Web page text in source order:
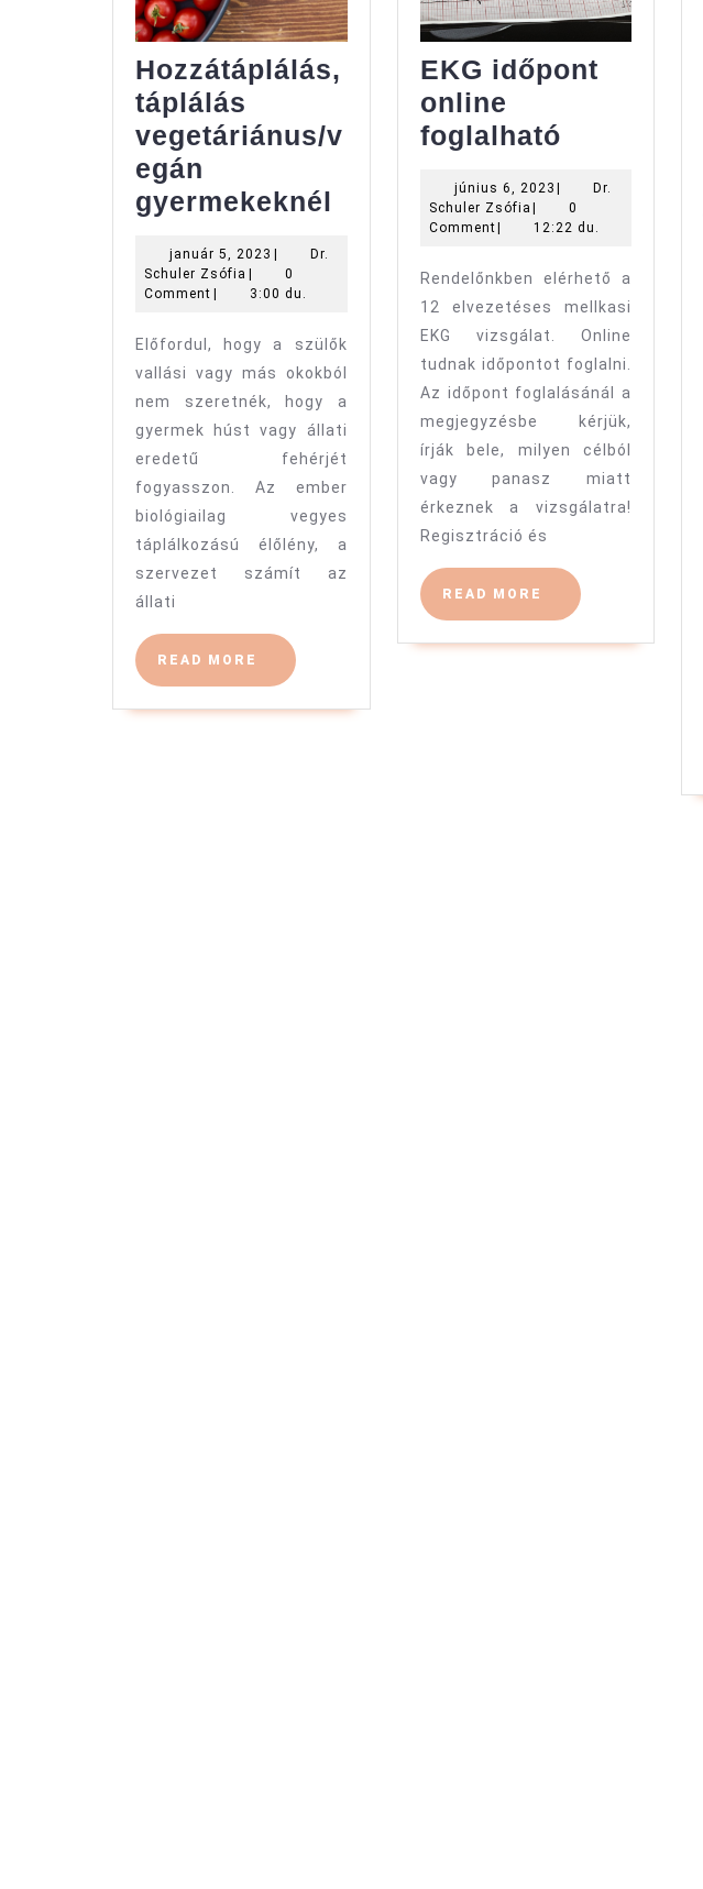
Hozzátáplálás,
táplálás
vegetáriánus/v
egán
gyermekeknél Hozzátáplálás,
táplálás
vegetáriánus/vegán
gyermekeknél
január 5, 2023 január
2023
|
Dr.
Schuler Zsófia Dr.
Schuler
|
0
Comment | 3:00 du.
Előfordul, hogy a szülők
vallási vagy más okokból
nem szeretnék, hogy a
gyermek húst vagy állati
eredetű fehérjét
fogyasszon. Az ember
biológiailag vegyes
táplálkozású élőlény, a
szervezet számít az
állati
READ MORE
READ
MORE
EKG időpont
online
foglalhatóEKG
online
foglalható
június 6, 2023 június
2023
|
Dr.
Schuler Zsófia Dr.
Schuler
|
0
Comment| 12:22 du.
Rendelőnkben elérhető a
12 elvezetéses mellkasi
EKG vizsgálat. Online
tudnak időpontot foglalni.
Az időpont foglalásánál a
megjegyzésbe kérjük,
írják bele, milyen célból
vagy panasz miatt
érkeznek a vizsgálatra!
Regisztráció és
READ MORE
READ
MORE